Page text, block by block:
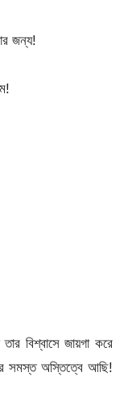
জন্য!
বিশ্বাসে জায়গা করে
সমস্ত অস্তিত্বে আছি!